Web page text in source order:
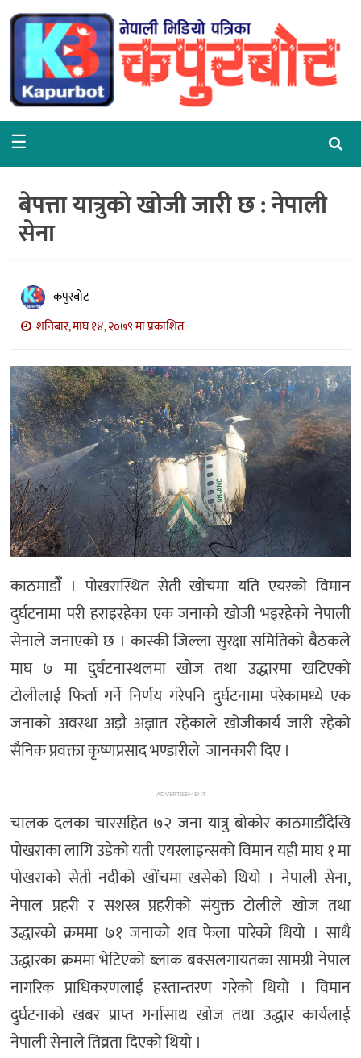
गृहपृष्ठ
समाचार
राजनीति
वरपर
शिक्षा
विचार
अन्तर्वार्ता
मनोरञ्जन
खेल
प्रविधि
भिडियो
☰
बेपत्ता यात्रुको खोजी जारी छ : नेपाली
सेना
कपुरबोट
शनिबार, माघ १४, २०७९ मा प्रकाशित
काठमाडाैंँ । पोखरास्थित सेती खोंचमा यति एयरको विमान
दुर्घटनामा परी हराइरहेका एक जनाको खोजी भइरहेको नेपाली
सेनाले जनाएको छ । कास्की जिल्ला सुरक्षा समितिको बैठकले
माघ ७ मा दुर्घटनास्थलमा खोज तथा उद्धारमा खटिएको
टोलीलाई फिर्ता गर्ने निर्णय गरेपनि दुर्घटनामा परेकामध्ये एक
जनाको अवस्था अझै अज्ञात रहेकाले खोजीकार्य जारी रहेको
सैनिक प्रवक्ता कृष्णप्रसाद भण्डारीले जानकारी दिए ।
ADVERTISEMENT
चालक दलका चारसहित ७२ जना यात्रु बोकोर काठमाडौँदेखि
पोखराका लागि उडेको यती एयरलाइन्सको विमान यही माघ १ मा
पोखराको सेती नदीको खोंचमा खसेको थियो । नेपाली सेना,
नेपाल प्रहरी र सशस्त्र प्रहरीको संयुक्त टोलीले खोज तथा
उद्धारको क्रममा ७१ जनाको शव फेला पारेको थियो । साथै
उद्धारका क्रममा भेटिएको ब्लाक बक्सलगायतका सामग्री नेपाल
नागरिक प्राधिकरणलाई हस्तान्तरण गरेको थियो । विमान
दुर्घटनाको खबर प्राप्त गर्नासाथ खोज तथा उद्धार कार्यलाई
नेपाली सेनाले तिव्रता दिएको थियो ।